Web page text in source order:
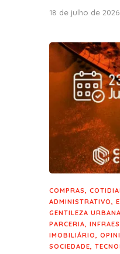
18 de julho de 2026
COMPRAS,
ADMINISTRATIVO,
GENTILEZA URBANA
PARCERIA,
IMOBILIÁRIO,
SOCIEDADE,